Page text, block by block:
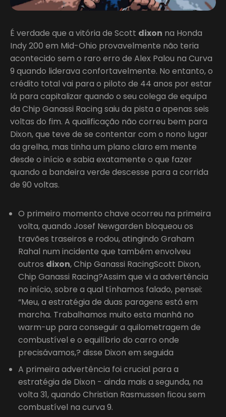
É verdade que a vitória de Scott dixon na Honda
Indy 200 em Mid-Ohio provavelmente não teria
acontecido sem o raro erro de Alex Palou na Curva
9 quando liderava confortavelmente. No entanto, o
crédito total vai para o piloto de 44 anos por estar
lá para capitalizar quando o seu colega de equipa
da Chip Ganassi Racing saiu da pista a apenas seis
voltas do fim. A qualificação não correu bem para
Dixon, que teve de se contentar com o nono lugar
da grelha, mas tinha um plano claro em mente
desde o início e sabia exatamente o que fazer
quando a bandeira verde descesse para a corrida
de 90 voltas.
O primeiro momento chave ocorreu na primeira
volta, quando Josef Newgarden bloqueou os
travões traseiros e rodou, atingindo Graham
Rahal num incidente que também envolveu
outros dixon, Chip Ganassi RacingScott Dixon,
Chip Ganassi Racing?Assim que vi a advertência
no início, sobre a qual tínhamos falado, pensei:
“Meu, a estratégia de duas paragens está em
marcha. Trabalhamos muito esta manhã no
warm-up para conseguir a quilometragem de
combustível e o equilíbrio do carro onde
precisávamos,? disse Dixon em seguida
A primeira advertência foi crucial para a
estratégia de Dixon - ainda mais a segunda, na
volta 31, quando Christian Rasmussen ficou sem
combustível na curva 9.